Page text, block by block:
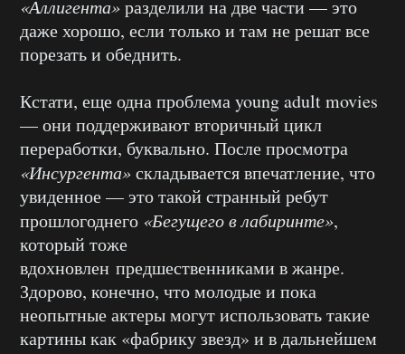
«Аллигента»разделили на две части — это
даже хорошо, если только и там не решат все
порезать и обеднить.
Кстати, еще одна проблема young adult movies
— они поддерживают вторичный цикл
переработки, буквально. После просмотра
«Инсургента»складывается впечатление, что
увиденное — это такой странный ребут
прошлогоднего «Бегущего в лабиринте»,
который тоже
вдохновлен предшественниками в жанре.
Здорово, конечно, что молодые и пока
неопытные актеры могут использовать такие
картины как «фабрику звезд» и в дальнейшем